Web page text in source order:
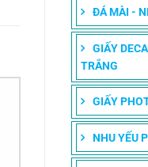
ĐÁ MÀI -
GIẤY
TRẮNG
GIẤY
NHU YẾU